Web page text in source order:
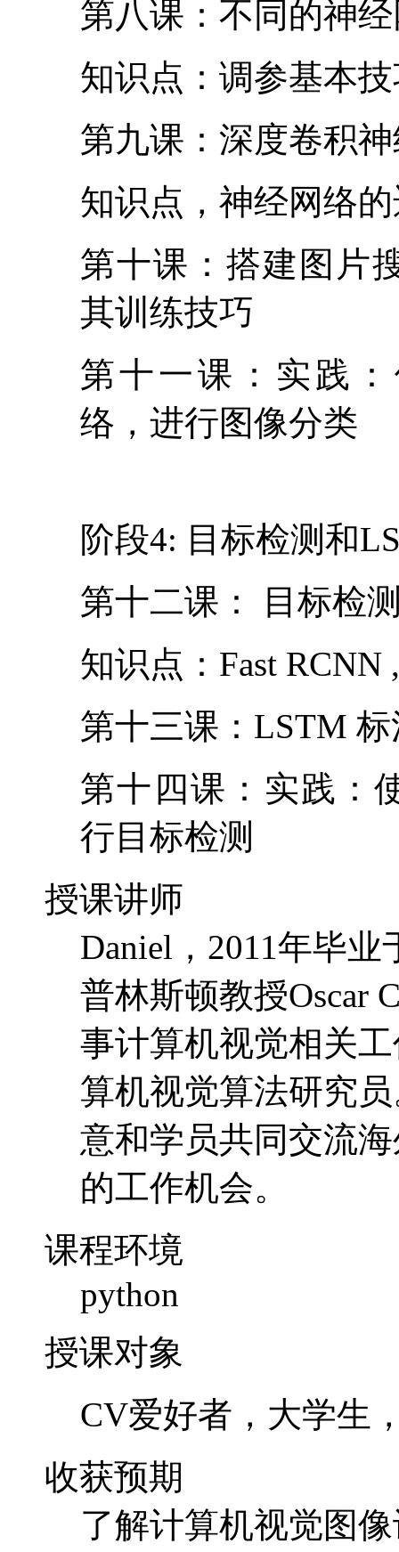
第八课：不同的神
知识点：调参基本
第九课：深度卷积
知识点，神经网络
第十课：搭建图片
其训练技巧
第十一课：实践：
络，进行图像分类
阶段4: 目标检测和
第十二课： 目标检
知识点：Fast RCNN
第十三课：LSTM
第十四课：实践：
行目标检测
授课讲师
Daniel，2011年毕
普林斯顿教授Oscar
事计算机视觉相关工
算机视觉算法研究
意和学员共同交流
的工作机会。
课程环境
python
授课对象
CV爱好者，大学生
收获预期
了解计算机视觉图